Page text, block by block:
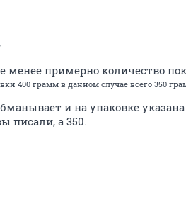
менее примерно количество
400 грамм в данном случае всего 350
и на упаковке
писали, а 350.